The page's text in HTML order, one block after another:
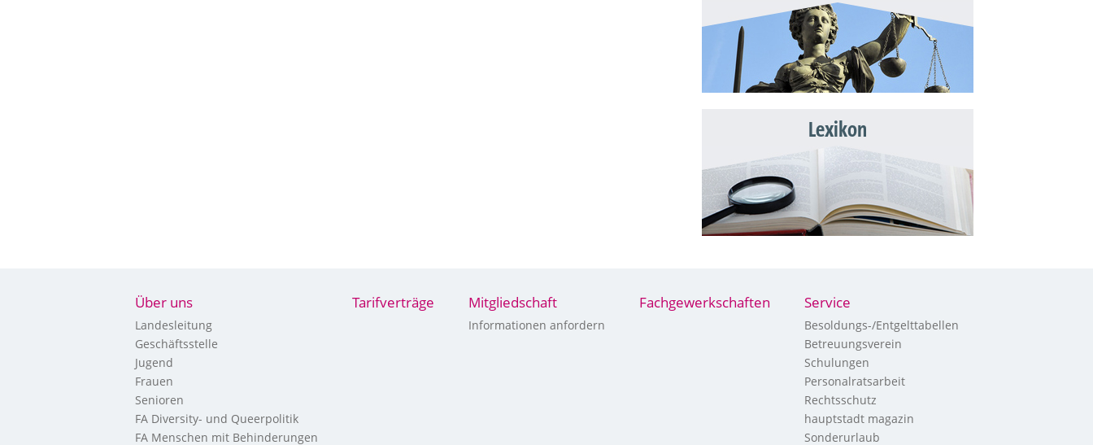
Lexikon
Über uns
Landesleitung
Geschäftsstelle
Jugend
Frauen
Senioren
FA Diversity- und Queerpolitik
FA Menschen mit Behinderungen
Tarifverträge Mitgliedschaft
Informationen anfordern
Fachgewerkschaften Service
Besoldungs-/Entgelttabellen
Betreuungsverein
Schulungen
Personalratsarbeit
Rechtsschutz
hauptstadt magazin
Sonderurlaub